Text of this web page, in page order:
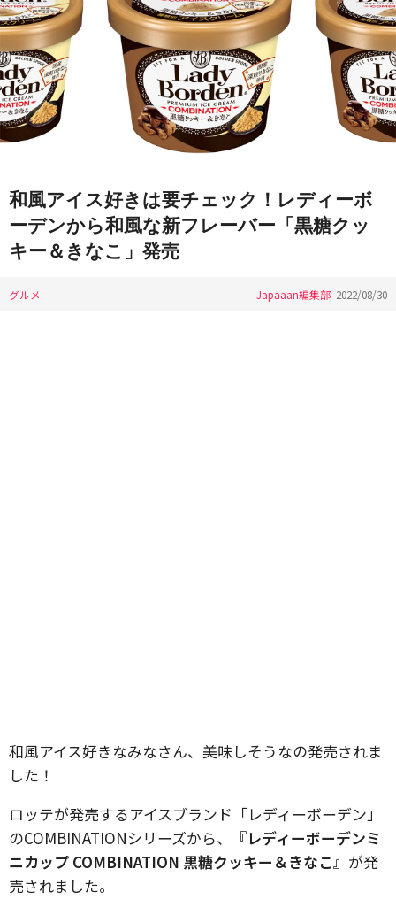
和風アイス好きは要チェック！レディーボ
ーデンから和風な新フレーバー「黒糖クッ
キー＆きなこ」発売
グルメ Japaaan編集部 2022/08/30
和風アイス好きなみなさん、美味しそうなの発売されま
した！
ロッテが発売するアイスブランド「レディーボーデン」
のCOMBINATIONシリーズから、
『レディーボーデンミ
ニカップ COMBINATION 黒糖クッキー＆きなこ』 が発
売されました。